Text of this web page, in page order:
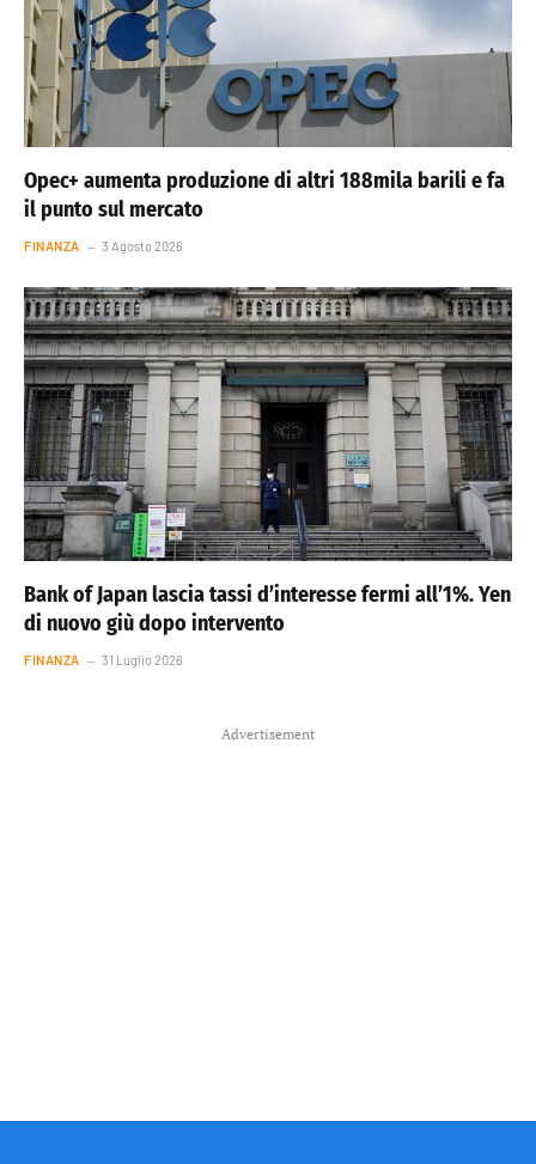
Opec+ aumenta produzione di altri 188mila barili e fa
il punto sul mercato
FINANZA 3 Agosto 2026
Bank of Japan lascia tassi d’interesse fermi all’1%. Yen
di nuovo giù dopo intervento
FINANZA 31 Luglio 2026
Advertisement